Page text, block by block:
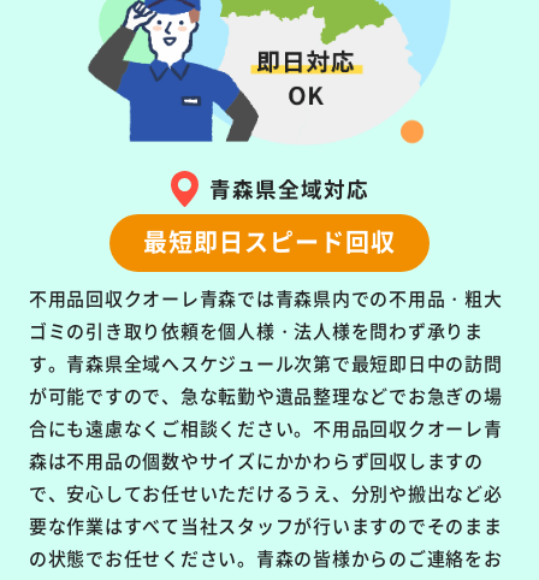
青森県全域対応
最短即日スピード回収
不用品回収クオーレ青森では青森県内での不用品・粗大
ゴミの引き取り依頼を個人様・法人様を問わず承りま
す。青森県全域へスケジュール次第で最短即日中の訪問
が可能ですので、急な転勤や遺品整理などでお急ぎの場
合にも遠慮なくご相談ください。不用品回収クオーレ青
森は不用品の個数やサイズにかかわらず回収しますの
で、安心してお任せいただけるうえ、分別や搬出など必
要な作業はすべて当社スタッフが行いますのでそのまま
の状態でお任せください。青森の皆様からのご連絡をお